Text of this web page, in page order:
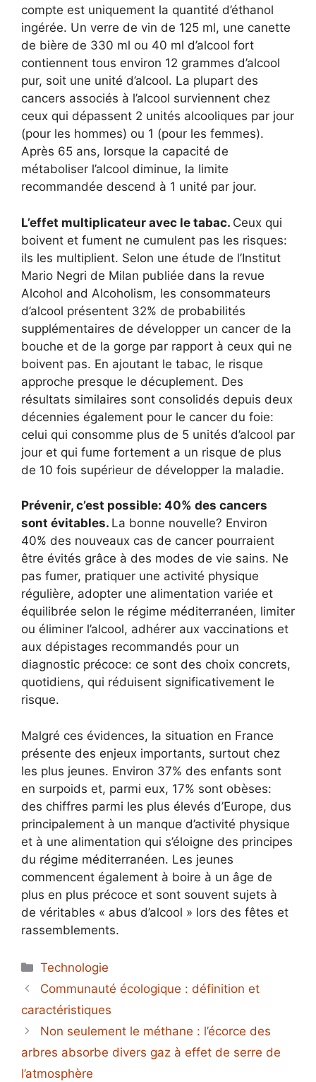
compte est uniquement la quantité d’éthanol
ingérée. Un verre de vin de 125 ml, une canette
de bière de 330 ml ou 40 ml d’alcool fort
contiennent tous environ 12 grammes d’alcool
pur, soit une unité d’alcool. La plupart des
cancers associés à l’alcool surviennent chez
ceux qui dépassent 2 unités alcooliques par jour
(pour les hommes) ou 1 (pour les femmes).
Après 65 ans, lorsque la capacité de
métaboliser l’alcool diminue, la limite
recommandée descend à 1 unité par jour.
L’effet multiplicateur avec le tabac. Ceux qui
boivent et fument ne cumulent pas les risques:
ils les multiplient. Selon une étude de l’Institut
Mario Negri de Milan publiée dans la revue
Alcohol and Alcoholism, les consommateurs
d’alcool présentent 32% de probabilités
supplémentaires de développer un cancer de la
bouche et de la gorge par rapport à ceux qui ne
boivent pas. En ajoutant le tabac, le risque
approche presque le décuplement. Des
résultats similaires sont consolidés depuis deux
décennies également pour le cancer du foie:
celui qui consomme plus de 5 unités d’alcool par
jour et qui fume fortement a un risque de plus
de 10 fois supérieur de développer la maladie.
Prévenir, c’est possible: 40% des cancers
sont évitables. La bonne nouvelle? Environ
40% des nouveaux cas de cancer pourraient
être évités grâce à des modes de vie sains. Ne
pas fumer, pratiquer une activité physique
régulière, adopter une alimentation variée et
équilibrée selon le régime méditerranéen, limiter
ou éliminer l’alcool, adhérer aux vaccinations et
aux dépistages recommandés pour un
diagnostic précoce: ce sont des choix concrets,
quotidiens, qui réduisent significativement le
risque.
Malgré ces évidences, la situation en France
présente des enjeux importants, surtout chez
les plus jeunes. Environ 37% des enfants sont
en surpoids et, parmi eux, 17% sont obèses:
des chiffres parmi les plus élevés d’Europe, dus
principalement à un manque d’activité physique
et à une alimentation qui s’éloigne des principes
du régime méditerranéen. Les jeunes
commencent également à boire à un âge de
plus en plus précoce et sont souvent sujets à
de véritables « abus d’alcool » lors des fêtes et
rassemblements.
Catégories
Technologie
Communauté écologique : définition et
caractéristiques
Non seulement le méthane : l’écorce des
arbres absorbe divers gaz à effet de serre de
l’atmosphère